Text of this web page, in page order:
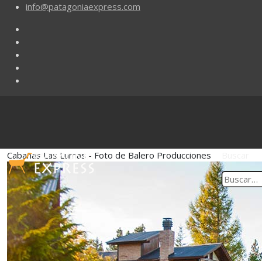
info@patagoniaexpress.com
Cabañas Las Lumas - Foto de Balero Producciones